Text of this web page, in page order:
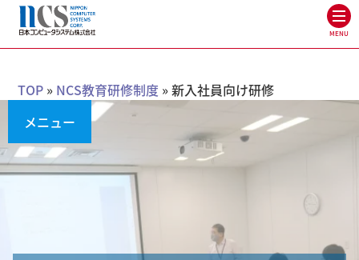
MENU
TOP » NCS教育研修制度 »新入社員向け研修
メニュー